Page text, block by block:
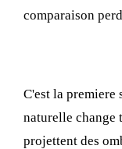
comparaison
C'est la premiere
naturelle change
projettent des